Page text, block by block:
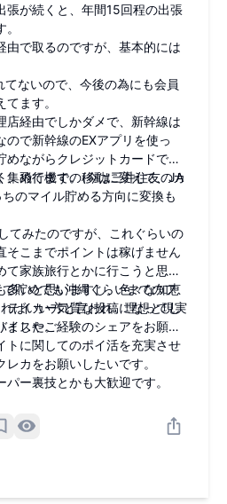
張が続くと、年間15回程の出張
由で取るのですが、基本的には
てないので、今後の為にも会員
ます。
店経由でしかダメで、新幹線は
ので新幹線のEXアプリを使っ
めながらクレジットカードで払
集めてます。(今は三井住友のカ
、飛行機での移動に変えて、JA
のマイル貯める方向に変換も
てみたのですが、これぐらいの
そこまでポイントは稼げません
て家族旅行とかに行こうと思っ
貯めても沖縄ぐらいまでのフ
ばいい方と言われ。理想と現実
ました。
多いと思いますし、色々な知恵
テイカー気質な投稿になってし
イスやご経験のシェアをお願い
トに関してのポイ活を充実させ
カをお願いしたいです。
ー裏技とかも大歓迎です。